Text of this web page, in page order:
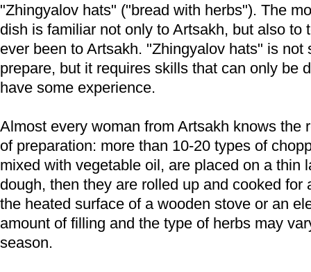
"Zhingyalov hats" ("bread with herbs"). The
dish is familiar not only to Artsakh, but also to
ever been to Artsakh. "Zhingyalov hats" is not
prepare, but it requires skills that can only be
have some experience.
Almost every woman from Artsakh knows the
of preparation: more than 10-20 types of
mixed with vegetable oil, are placed on a thin
dough, then they are rolled up and cooked for
the heated surface of a wooden stove or an
amount of filling and the type of herbs may
season.